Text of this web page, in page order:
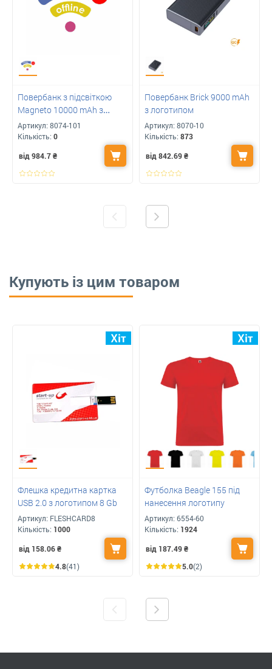
Повербанк з підсвіткою
Magneto 10000 mAh з
Вашим логотипом
Артикул: 8074-101
Кількість: 0
від 984.7₴
Повербанк Brick 9000 mAh
з логотипом
Артикул: 8070-10
Кількість: 873
від 842.69₴
Купують із цим товаром
Флешка кредитна картка
USB 2.0 з логотипом 8 Gb
Артикул: FLESHCARD8
Кількість: 1000
від 158.06₴
4.8(41)
Футболка Beagle 155 під
нанесення логотипу
Артикул: 6554-60
Кількість: 1924
від 187.49₴
5.0(2)